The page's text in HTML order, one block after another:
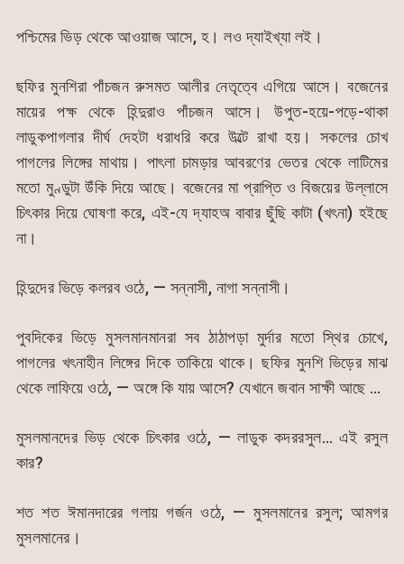
পশ্চিমের ভিড় থেকে আওয়াজ আসে, হ। লও দ্যাইখ্যা লই।
ছফির মুনশিরা পাঁচজন রুসমত আলীর নেতৃত্বে এগিয়ে আসে। বজেনের
মায়ের পক্ষ থেকে হিন্দুরাও পাঁচজন আসে। উপুত-হয়ে-পড়ে-থাকা
লাডুকপাগলার দীর্ঘ দেহটা ধরাধরি করে উল্টে রাখা হয়। সকলের চোখ
পাগলের লিঙ্গের মাথায়। পাৎলা চামড়ার আবরণের ভেতর থেকে লাটিমের
মতো মুণ্ডুটা উঁকি দিয়ে আছে। বজেনের মা প্রাপ্তি ও বিজয়ের উল্লাসে
চিৎকার দিয়ে ঘোষণা করে, এই-যে দ্যাহঅ বাবার ছুঁছি কাটা (খৎনা) হইছে
না।
হিন্দুদের ভিড়ে কলরব ওঠে, — সন্নাসী, নাগা সন্নাসী।
পুবদিকের ভিড়ে মুসলমানমানরা সব ঠাঠাপড়া মুর্দার মতো স্থির চোখে,
পাগলের খৎনাহীন লিঙ্গের দিকে তাকিয়ে থাকে। ছফির মুনশি ভিড়ের মাঝ
থেকে লাফিয়ে ওঠে, — অঙ্গে কি যায় আসে? যেখানে জবান সাক্ষী আছে …
মুসলমানদের ভিড় থেকে চিৎকার ওঠে, — লাডুক কদররসুল… এই রসুল
কার?
শত শত ঈমানদারের গলায় গর্জন ওঠে, — মুসলমানের রসুল; আমগর
মুসলমানের।